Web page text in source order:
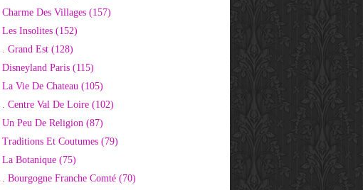
Charme Des Villages (157)
Les Insolites (152)
. Grand Est (128)
Disneyland Paris (115)
La Vie De Chateau (105)
. Centre Val De Loire (102)
Un Peu De Religion (87)
Traditions Et Coutumes (79)
La Botanique (75)
. Bourgogne Franche Comté (70)